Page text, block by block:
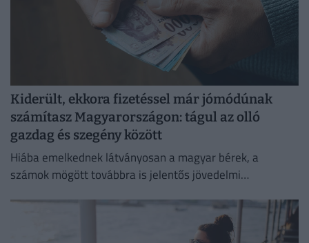
Kiderült, ekkora fizetéssel már jómódúnak
számítasz Magyarországon: tágul az olló
gazdag és szegény között
Hiába emelkednek látványosan a magyar bérek, a
számok mögött továbbra is jelentős jövedelmi